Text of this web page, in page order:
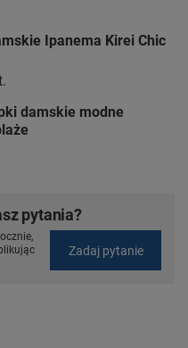
Ipanema Kirei Chic
damskie modne
pytania?
Zadaj pytanie